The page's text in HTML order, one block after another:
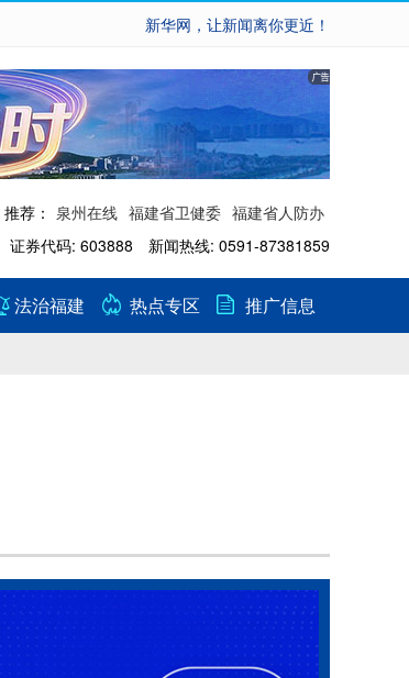
新华网，让新闻离你更近！
推荐： 泉州在线 福建省卫健委 福建省人防办
证券代码: 603888 新闻热线: 0591-87381859
法治福建 热点专区
推广信息